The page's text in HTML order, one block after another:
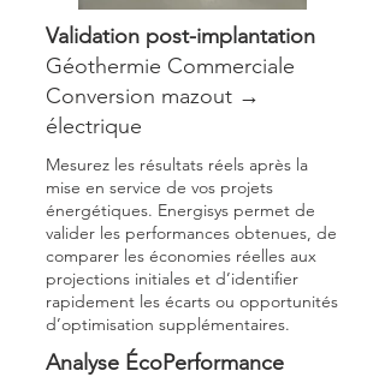
Validation post-implantation
Géothermie Commerciale
Conversion mazout →
électrique
Mesurez les résultats réels après la
mise en service de vos projets
énergétiques. Energisys permet de
valider les performances obtenues, de
comparer les économies réelles aux
projections initiales et d’identifier
rapidement les écarts ou opportunités
d’optimisation supplémentaires.
Analyse ÉcoPerformance